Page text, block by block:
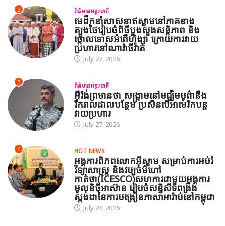
2 ព័ត៌មានអន្តរជាតិ
មេដឹកនាំសាសនាឥស្លាមនៅភាគខាង
ត្បូងថៃរៀបចំពិធីបួងសួងសន្តិភាព និង
ថ្កោលទោសអំពើហិង្សា ក្រោយការវាយ
ប្រហារនៅណារ៉ាធីវ៉ាត់
July 27, 2026
3 ព័ត៌មានអន្តរជាតិ
អ៊ីរ៉ង់ព្រមានថា សង្គ្រាមនៅមជ្ឈិមបូព៌ានឹង
រីករាលដាលបន្ថែម ប្រសិនបើអាមេរិកបន្ត
វាយប្រហារ
July 27, 2026
4 HOT NEWS
អង្គការពិភពលោកអ៊ីស្លាម សម្រាប់ការអប់រំ
វិទ្យាសាស្ត្រ និងវប្បធម៌ហៅ
កាត់ថា(ICESCO)សហការជាមួយអង្គការ
មូលនិធិអាស៊ាន រៀបចំសន្និសីទពង្រឹង
ស្តង់ដានៃការបង្រៀនភាសាអារ៉ាប់នៅកម្ពុជា
July 24, 2026